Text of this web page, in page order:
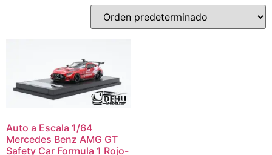
Auto a Escala 1/64
Mercedes Benz AMG GT
Safety Car Formula 1 Rojo-